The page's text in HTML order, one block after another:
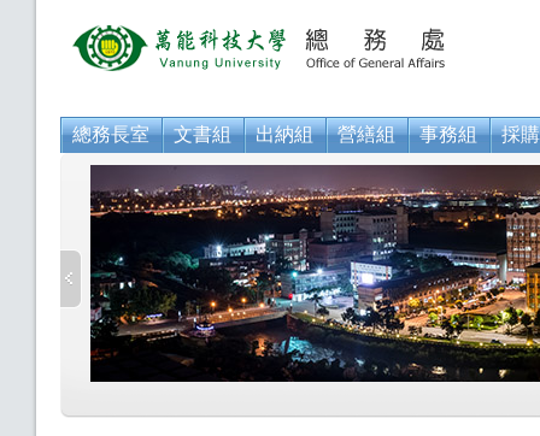
總務長室 文書組 出納組 營繕組 事務組 採